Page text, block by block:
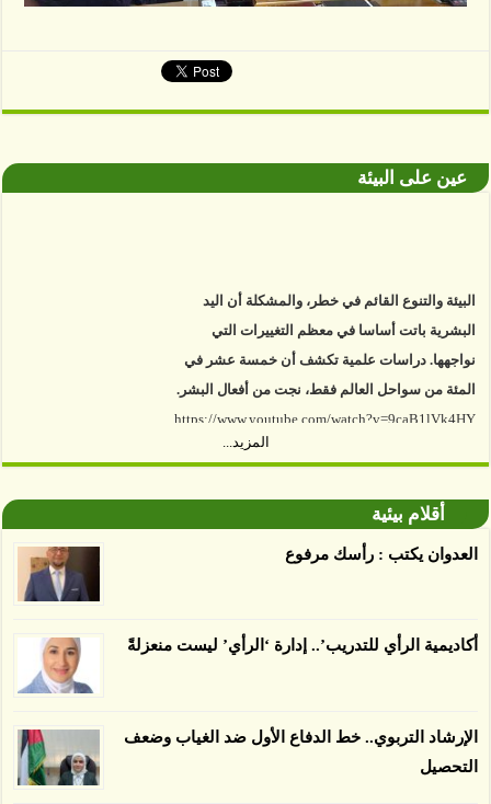
عين على البيئة
البشرية باتت أساسا في معظم التغييرات التي
نواجهها. دراسات علمية تكشف أن خمسة عشر في
المئة من سواحل العالم فقط، نجت من أفعال البشر.
https://www.youtube.com/watch?v=9caB1lVk4HY
توصل العلماء إلى أن غابات زيت النخيل التي تم
الأرض غير المعتمدة، وذلك حسب دراسة كشفت
الغطاء عن أي ادعاءات تقول بأن الزيت يمكن ألا
المزيد...
أقلام بيئية
العدوان يكتب : رأسك مرفوع
أكاديمية الرأي للتدريب’.. إدارة ‘الرأي’ ليست منعزلةً
الإرشاد التربوي.. خط الدفاع الأول ضد الغياب وضعف
التحصيل